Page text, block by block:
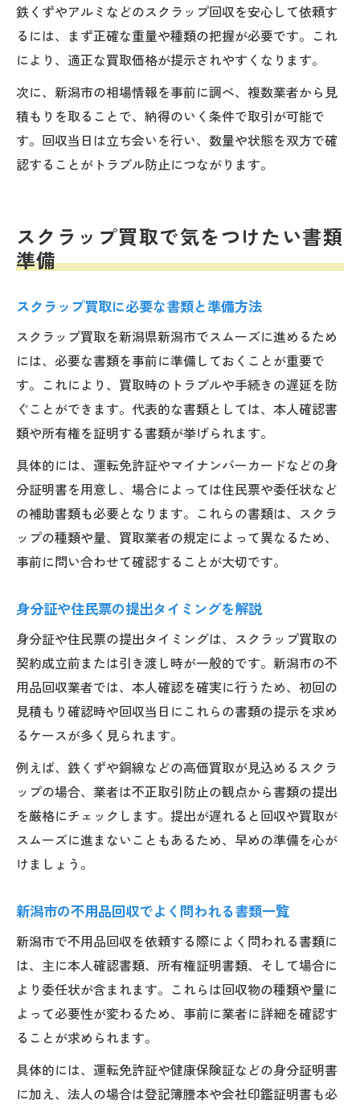
鉄くずやアルミなどのスクラップ回収を安心して依頼す
るには、まず正確な重量や種類の把握が必要です。これ
により、適正な買取価格が提示されやすくなります。
次に、新潟市の相場情報を事前に調べ、複数業者から見
積もりを取ることで、納得のいく条件で取引が可能で
す。回収当日は立ち会いを行い、数量や状態を双方で確
認することがトラブル防止につながります。
スクラップ買取で気をつけたい書類
準備
スクラップ買取に必要な書類と準備方法
スクラップ買取を新潟県新潟市でスムーズに進めるため
には、必要な書類を事前に準備しておくことが重要で
す。これにより、買取時のトラブルや手続きの遅延を防
ぐことができます。代表的な書類としては、本人確認書
類や所有権を証明する書類が挙げられます。
具体的には、運転免許証やマイナンバーカードなどの身
分証明書を用意し、場合によっては住民票や委任状など
の補助書類も必要となります。これらの書類は、スクラ
ップの種類や量、買取業者の規定によって異なるため、
事前に問い合わせて確認することが大切です。
身分証や住民票の提出タイミングを解説
身分証や住民票の提出タイミングは、スクラップ買取の
契約成立前または引き渡し時が一般的です。新潟市の不
用品回収業者では、本人確認を確実に行うため、初回の
見積もり確認時や回収当日にこれらの書類の提示を求め
るケースが多く見られます。
例えば、鉄くずや銅線などの高価買取が見込めるスクラ
ップの場合、業者は不正取引防止の観点から書類の提出
を厳格にチェックします。提出が遅れると回収や買取が
スムーズに進まないこともあるため、早めの準備を心が
けましょう。
新潟市の不用品回収でよく問われる書類一覧
新潟市で不用品回収を依頼する際によく問われる書類に
は、主に本人確認書類、所有権証明書類、そして場合に
より委任状が含まれます。これらは回収物の種類や量に
よって必要性が変わるため、事前に業者に詳細を確認す
ることが求められます。
具体的には、運転免許証や健康保険証などの身分証明書
に加え、法人の場合は登記簿謄本や会社印鑑証明書も必